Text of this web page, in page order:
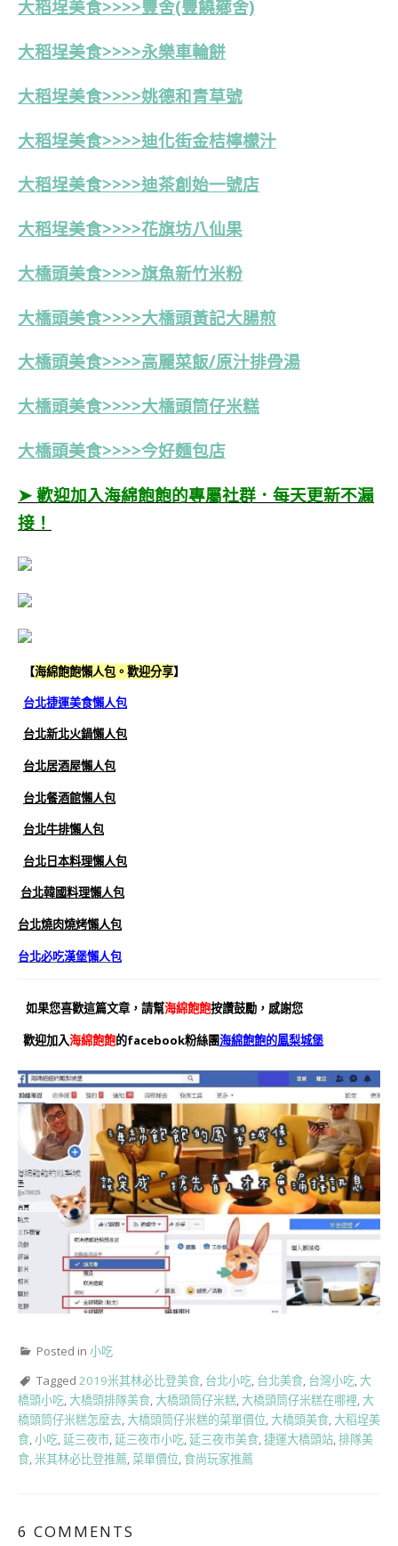
大稻埕美食>>>>豐舍(豐饒薌舍)
大稻埕美食>>>>永樂車輪餅
大稻埕美食>>>>姚德和青草號
大稻埕美食>>>>迪化街金桔檸檬汁
大稻埕美食>>>>迪茶創始一號店
大稻埕美食>>>>花旗坊八仙果
大橋頭美食>>>>旗魚新竹米粉
大橋頭美食>>>>大橋頭黃記大腸煎
大橋頭美食>>>>高麗菜飯/原汁排骨湯
大橋頭美食>>>>大橋頭筒仔米糕
大橋頭美食>>>>今好麵包店
➤ 歡迎加入海綿飽飽的專屬社群．每天更新不漏
接！
【海綿飽飽懶人包。歡迎分享】
台北捷運美食懶人包
台北新北火鍋懶人包
台北居酒屋懶人包
台北餐酒館懶人包
台北牛排懶人包
台北日本料理懶人包
台北韓國料理懶人包
台北燒肉燒烤懶人包
台北必吃漢堡懶人包
如果您喜歡這篇文章，請幫海綿飽飽按讚鼓勵，感謝您
歡迎加入海綿飽飽的facebook粉絲團海綿飽飽的鳳梨城堡
Posted in 小吃
Tagged 2019米其林必比登美食, 台北小吃, 台北美食, 台灣小吃,大
橋頭小吃,大橋頭排隊美食,大橋頭筒仔米糕,大橋頭筒仔米糕在哪裡,大
橋頭筒仔米糕怎麼去,大橋頭筒仔米糕的菜單價位,大橋頭美食,大稻埕美
食,小吃,延三夜市,延三夜市小吃,延三夜市美食,捷運大橋頭站,排隊美
食,米其林必比登推薦,菜單價位, 食尚玩家推薦
6 COMMENTS